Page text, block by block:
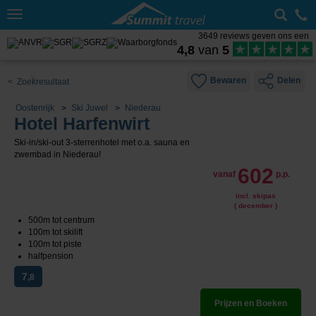
Toggle
3649 reviews geven ons een
4,8 van 5
< Zoekresultaat Bewaren Delen
Oostenrijk Ski Juwel Niederau
Hotel Harfenwirt
Ski-in/ski-out 3-sterrenhotel met o.a. sauna en
zwembad in Niederau!
vanaf 602 p.p.
incl. skipas
( december )
500m tot centrum
100m tot skilift
100m tot piste
halfpension
7,8
Prijzen en Boeken